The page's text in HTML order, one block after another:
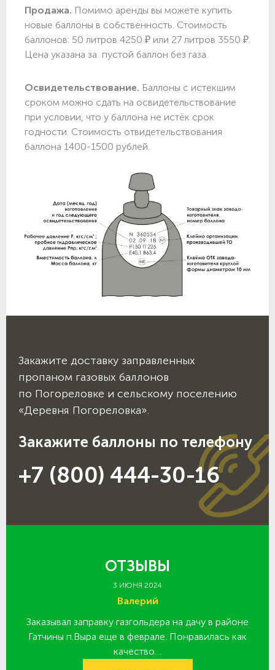
Продажа. Помимо аренды вы можете купить
новые баллоны в собственность. Стоимость
баллонов: 50 литров 4250 ₽ или 27 литров 3550 ₽.
Цена указана за пустой баллон без газа.
Освидетельствование. Баллоны с истекшим
сроком можно сдать на освидетельствование
при условии, что у баллона не истёк срок
годности. Стоимость отвидетельствования
баллона 1400-1500 рублей.
Закажите доставку заправленных
пропаном газовых баллонов
по Погореловке и сельскому поселению
«Деревня Погореловка».
Закажите баллоны по телефону
+7 (800) 444-30-16
ОТЗЫВЫ
3 ИЮНЯ 2024
Валерий
Заказывал заправку газгольдера на дачу в районе
Гатчины п.Выра еще в феврале. Понравилась как
качество…